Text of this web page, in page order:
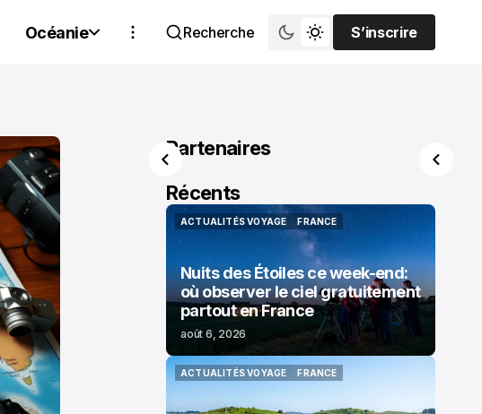
Océanie Recherche
S’inscrire
S’inscrire
Partenaires
Récents
ACTUALITÉS VOYAGE
ACTUALITÉS VOYAGE
FRANCE
FRANCE
Nuits des Étoiles ce week-end:
où observer le ciel gratuitement
partout en France
août 6, 2026
ACTUALITÉS VOYAGE
FRANCE